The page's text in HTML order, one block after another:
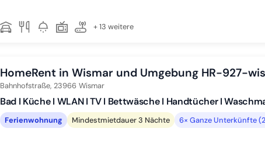
+ 13 weitere
HomeRent in Wismar und Umgebung HR-927-
Bahnhofstraße, 23966 Wismar
Bad I Küche I WLAN I TV I Bettwäsche I Handtücher I
Ferienwohnung Mindestmietdauer 3 Nächte 6× Ganze Unterkünfte